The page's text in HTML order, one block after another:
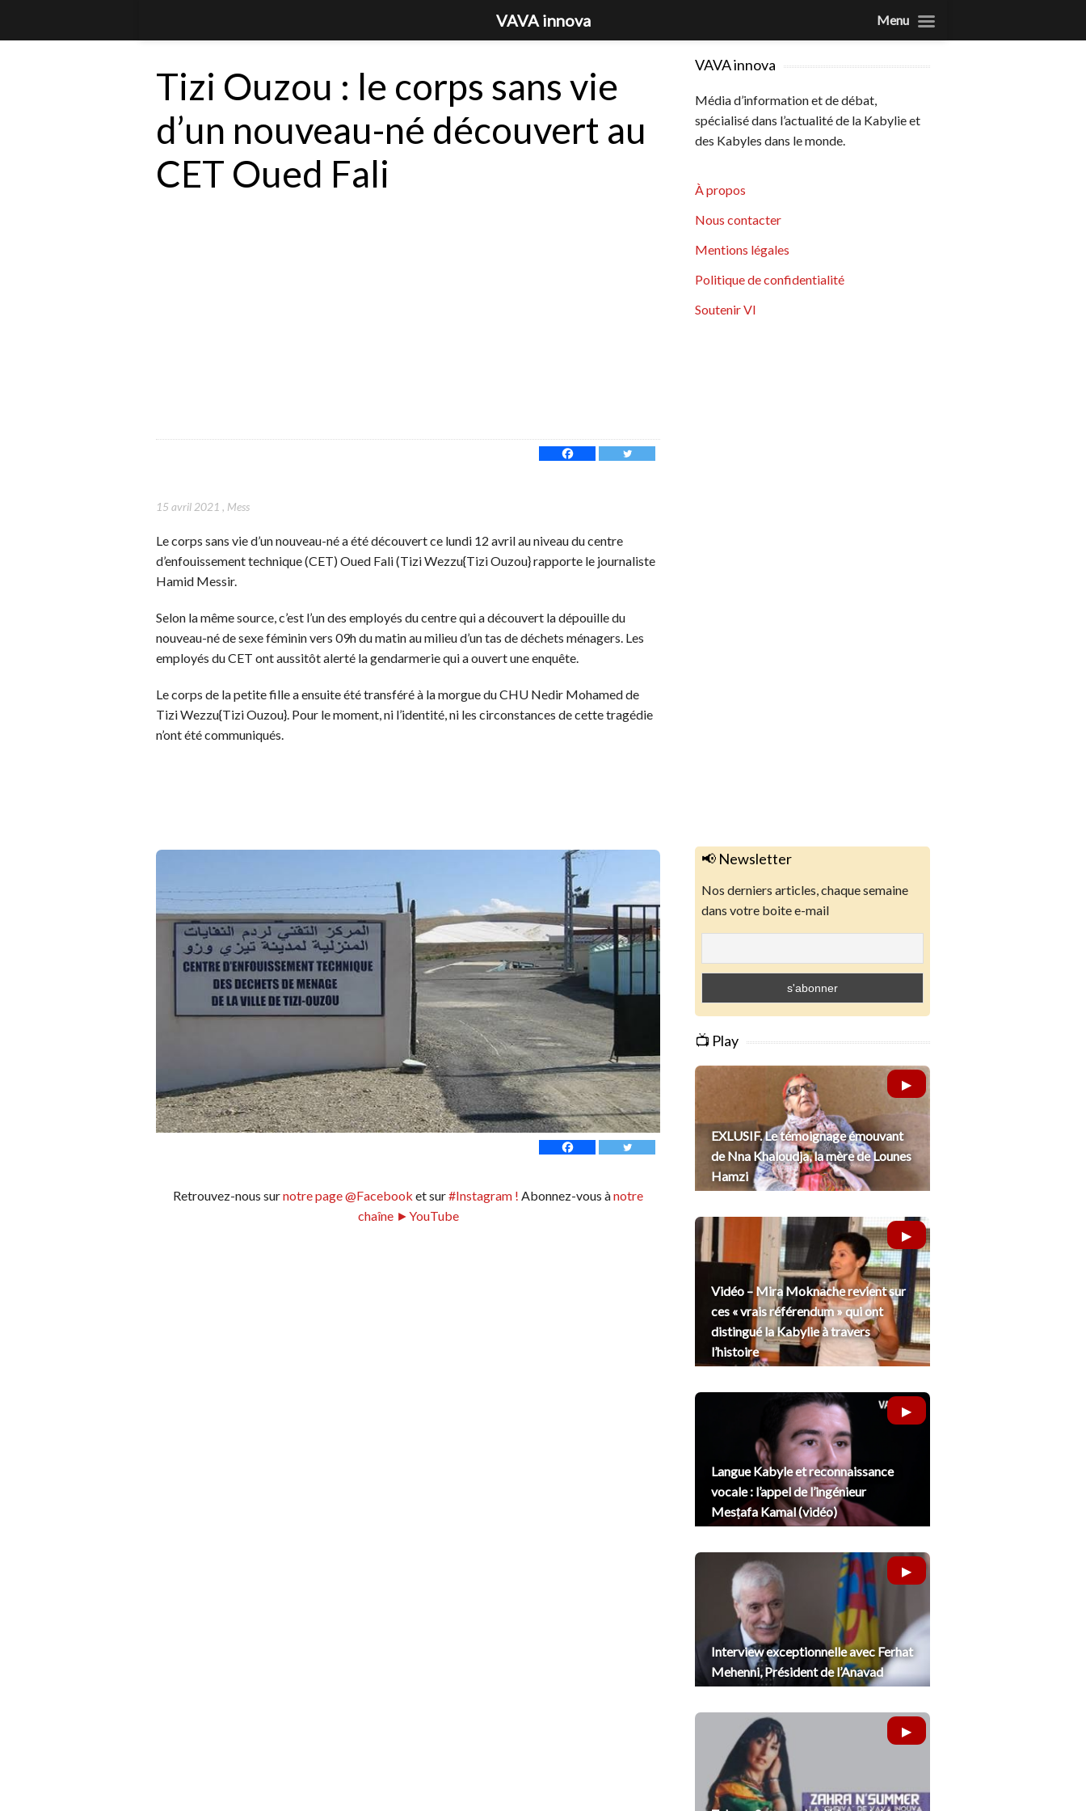
Tizi Ouzou : le corps sans vie
d’un nouveau-né découvert au
CET Oued Fali
15 avril 2021 , Mess
Le corps sans vie d’un nouveau-né a été découvert ce lundi 12 avril au niveau du centre
d’enfouissement technique (CET) Oued Fali (Tizi Wezzu{Tizi Ouzou} rapporte le journaliste
Hamid Messir.
Selon la même source, c’est l’un des employés du centre qui a découvert la dépouille du
nouveau-né de sexe féminin vers 09h du matin au milieu d’un tas de déchets ménagers. Les
employés du CET ont aussitôt alerté la gendarmerie qui a ouvert une enquête.
Le corps de la petite fille a ensuite été transféré à la morgue du CHU Nedir Mohamed de
Tizi Wezzu{Tizi Ouzou}. Pour le moment, ni l’identité, ni les circonstances de cette tragédie
n’ont été communiqués.
Retrouvez-nous surnotre page @Facebook et sur#Instagram ! Abonnez-vous ànotre
chaîne ►YouTube
VAVA innova
Média d’information et de débat,
spécialisé dans l’actualité de la Kabylie et
des Kabyles dans le monde.
À propos
Nous contacter
Mentions légales
Politique de confidentialité
Soutenir VI
📢 Newsletter
Nos derniers articles, chaque semaine
dans votre boite e-mail
📺 Play
EXLUSIF. Le témoignage émouvant
de Nna Khaloudja, la mère de Lounes
Hamzi
Vidéo – Mira Moknache revient sur
ces « vrais référendum » qui ont
distingué la Kabylie à travers
l’histoire
Langue Kabyle et reconnaissance
vocale : l’appel de l’ingénieur
Mesṭafa Kamal (vidéo)
Interview exceptionnelle avec Ferhat
Mehenni, Président de l’Anavad
VAVA innova Menu